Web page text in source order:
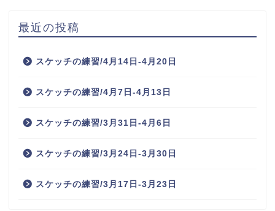
最近の投稿
スケッチの練習/4月14日-4月20日
スケッチの練習/4月7日-4月13日
スケッチの練習/3月31日-4月6日
スケッチの練習/3月24日-3月30日
スケッチの練習/3月17日-3月23日